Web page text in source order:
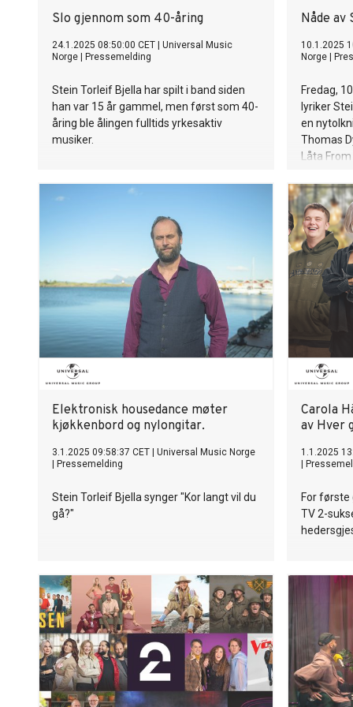
ändå
vara.
av å sette
og for
och att vi
ändå.
bra, ja
Slo gjennom som 40-åring
24.1.2025 08:50:00 CET
Universal Music
Norge
Pressemelding
Stein Torleif Bjella har spilt i band siden
han var 15 år gammel, men først som 40-
åring ble ålingen fulltids yrkesaktiv
musiker.
Nåde
10.1.2025
Norge
Fredag,
lyriker
en
Thomas
Låta
møtet
heiter
Thomas
sjansen
var
møtes
slutten
stå litt
få litt ro,
stund eg
med sitt
avtrykk i
han hatt
for
gang
på TV2 i
Elektronisk housedance møter
kjøkkenbord og nylongitar.
3.1.2025 09:58:37 CET
Universal Music Norge
Pressemelding
Stein Torleif Bjella synger "Kor langt vil du
gå?"
Carola
av Hver
1.1.2025
For første
TV 2-